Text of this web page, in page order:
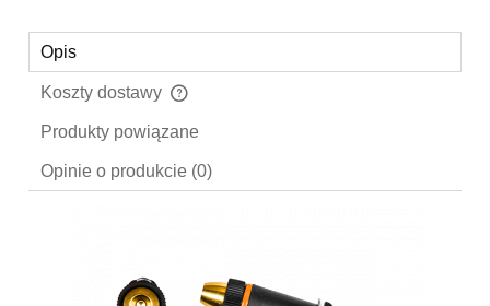
Opis
Koszty dostawy
Cena nie zawiera ewentualnych kosztów płatności
Produkty powiązane
Opinie o produkcie (0)